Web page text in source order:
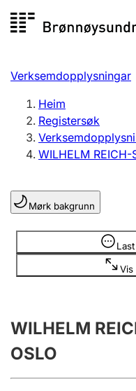
Registersøk
Aksjeselskap
Registrere, endre,
Lag og foreining
Registrere, endre,
Innsending og
Verksemdopplysningar
Heim
Registersøk
WILHELM REICH-
Mørk bakgrunn
Vis
Opplysninger er skjult
WILHELM
OSLO